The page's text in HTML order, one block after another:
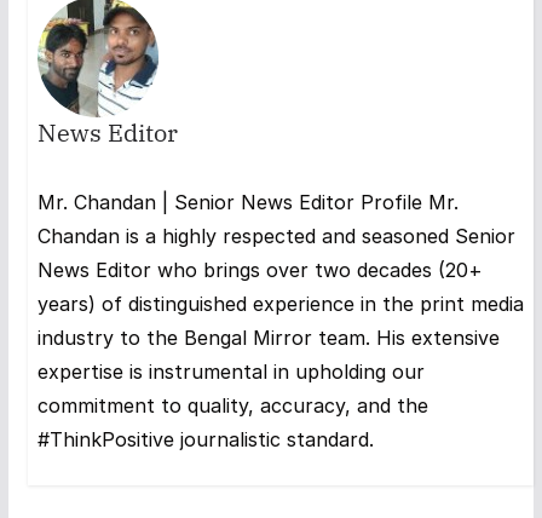
News Editor
Mr. Chandan | Senior News Editor Profile Mr.
Chandan is a highly respected and seasoned Senior
News Editor who brings over two decades (20+
years) of distinguished experience in the print media
industry to the Bengal Mirror team. His extensive
expertise is instrumental in upholding our
commitment to quality, accuracy, and the
#ThinkPositive journalistic standard.